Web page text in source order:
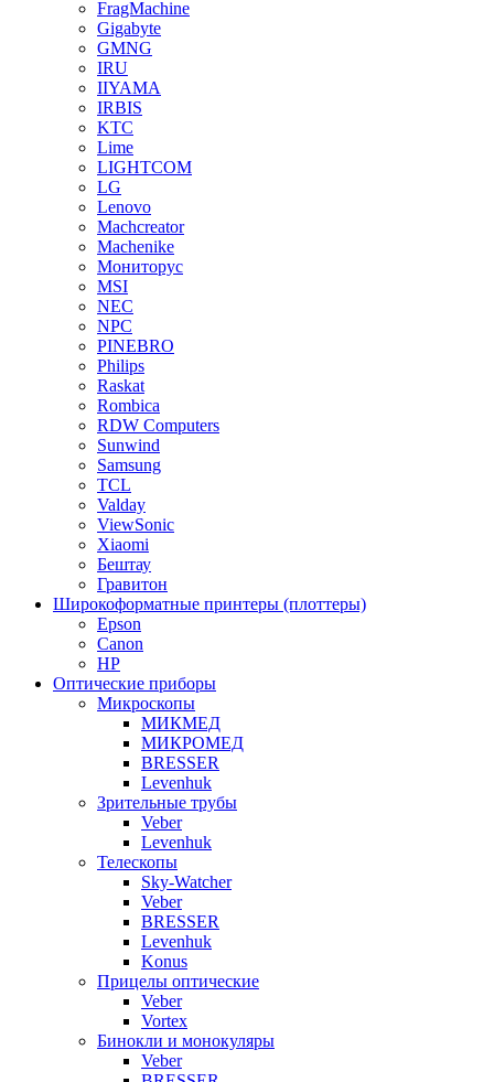
FragMachine
Gigabyte
GMNG
IRU
IIYAMA
IRBIS
KTC
Lime
LIGHTCOM
LG
Lenovo
Machcreator
Machenike
Мониторус
MSI
NEC
NPC
PINEBRO
Philips
Raskat
Rombica
RDW Computers
Sunwind
Samsung
TCL
Valday
ViewSonic
Xiaomi
Бештау
Гравитон
Широкоформатные принтеры (плоттеры)
Epson
Canon
HP
Оптические приборы
Микроскопы
МИКМЕД
МИКРОМЕД
BRESSER
Levenhuk
Зрительные трубы
Veber
Levenhuk
Телескопы
Sky-Watcher
Veber
BRESSER
Levenhuk
Konus
Прицелы оптические
Veber
Vortex
Бинокли и монокуляры
Veber